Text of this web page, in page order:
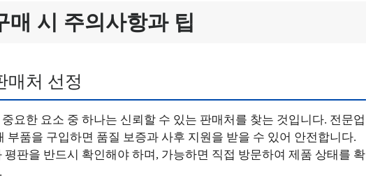
매 시 주의사항과 팁
매처 선정
요한 요소 중 하나는 신뢰할 수 있는 판매처를 찾는 것입니다. 전문업
부품을 구입하면 품질 보증과 사후 지원을 받을 수 있어 안전합니다.
판을 반드시 확인해야 하며, 가능하면 직접 방문하여 제품 상태를 확